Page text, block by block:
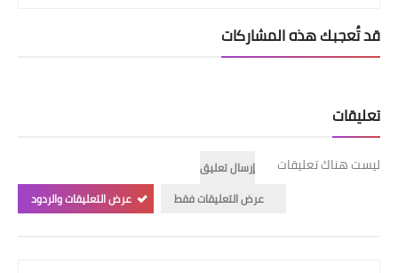
قد تُعجبك هذه المشاركات
تعليقات
ليست هناك تعليقات
إرسال تعليق
عرض التعليقات فقط
عرض التعليقات والردود